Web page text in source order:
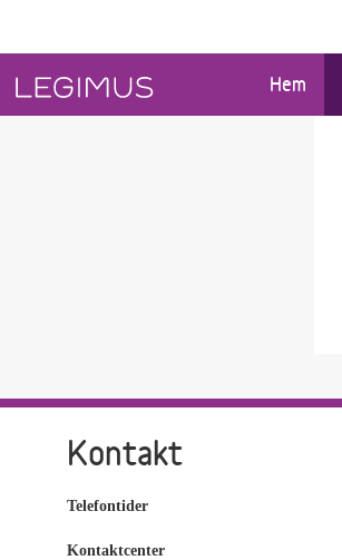
Hem
Kontakt
Telefontider
Kontaktcenter